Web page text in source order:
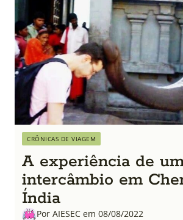
CRÔNICAS DE VIAGEM
A experiência de
intercâmbio em
Índia
Por AIESEC em 08/08/2022